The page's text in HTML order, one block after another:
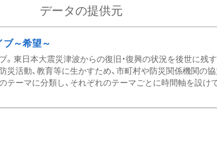
データの提供元
ブ～希望～
。東日本大震災津波からの復旧・復興の状況を後世に残
災活動、教育等に生かすため、市町村や防災関係機関の
テーマに分類し、それぞれのテーマごとに時間軸を設け